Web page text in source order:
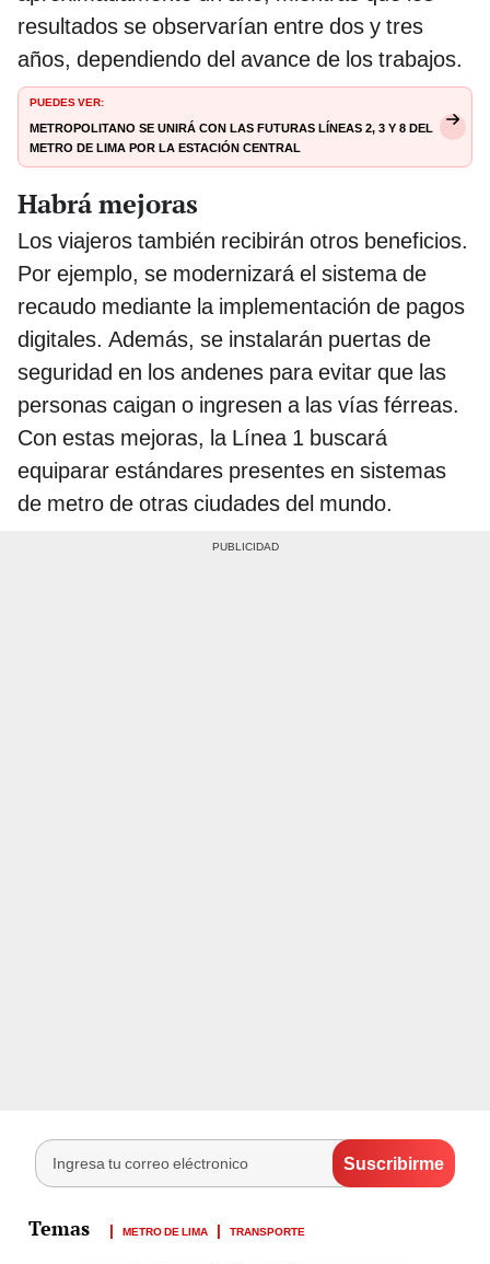
resultados se observarían entre dos y tres
años, dependiendo del avance de los trabajos.
PUEDES VER:
Metropolitano se unirá con las futuras líneas 2, 3 y 8 del
Metro de Lima por la Estación Central
Habrá mejoras
Los viajeros también recibirán otros beneficios.
Por ejemplo, se modernizará el sistema de
recaudo mediante la implementación de pagos
digitales. Además, se instalarán puertas de
seguridad en los andenes para evitar que las
personas caigan o ingresen a las vías férreas.
Con estas mejoras, la Línea 1 buscará
equiparar estándares presentes en sistemas
de metro de otras ciudades del mundo.
METRO DE LIMA TRANSPORTE